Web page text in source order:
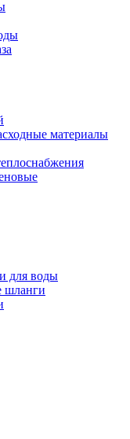
материалы
для воды
шланги